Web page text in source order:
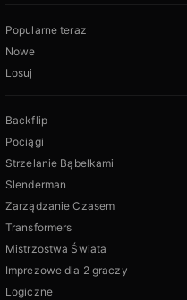
Popularne teraz
Nowe
Losuj
Backflip
Pociągi
Strzelanie Bąbelkami
Slenderman
Zarządzanie Czasem
Transformers
Mistrzostwa Świata
Imprezowe dla 2 graczy
Logiczne